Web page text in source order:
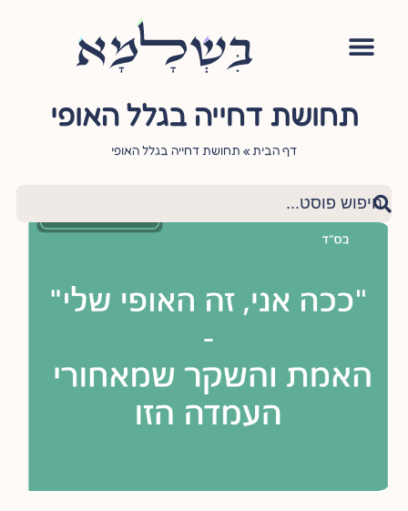
תחושת דחייה בגלל האופי
דף הבית » תחושת דחייה בגלל האופי